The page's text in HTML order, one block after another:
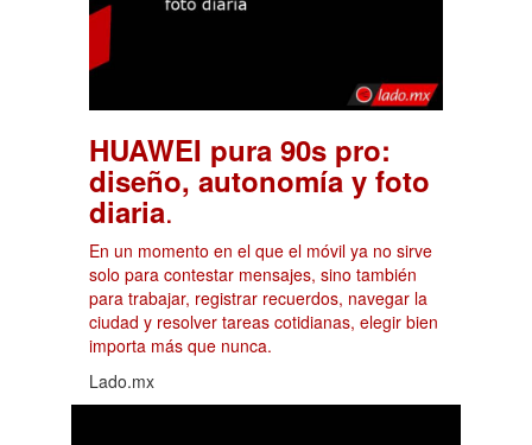
HUAWEI pura 90s pro:
diseño, autonomía y foto
diaria.
En un momento en el que el móvil ya no sirve
solo para contestar mensajes, sino también
para trabajar, registrar recuerdos, navegar la
ciudad y resolver tareas cotidianas, elegir bien
importa más que nunca.
Lado.mx